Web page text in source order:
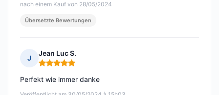
nach einem Kauf von 28/05/2024
Übersetzte Bewertungen
J
Jean Luc S.
Hinweis: 5 von 5
Perfekt wie immer danke